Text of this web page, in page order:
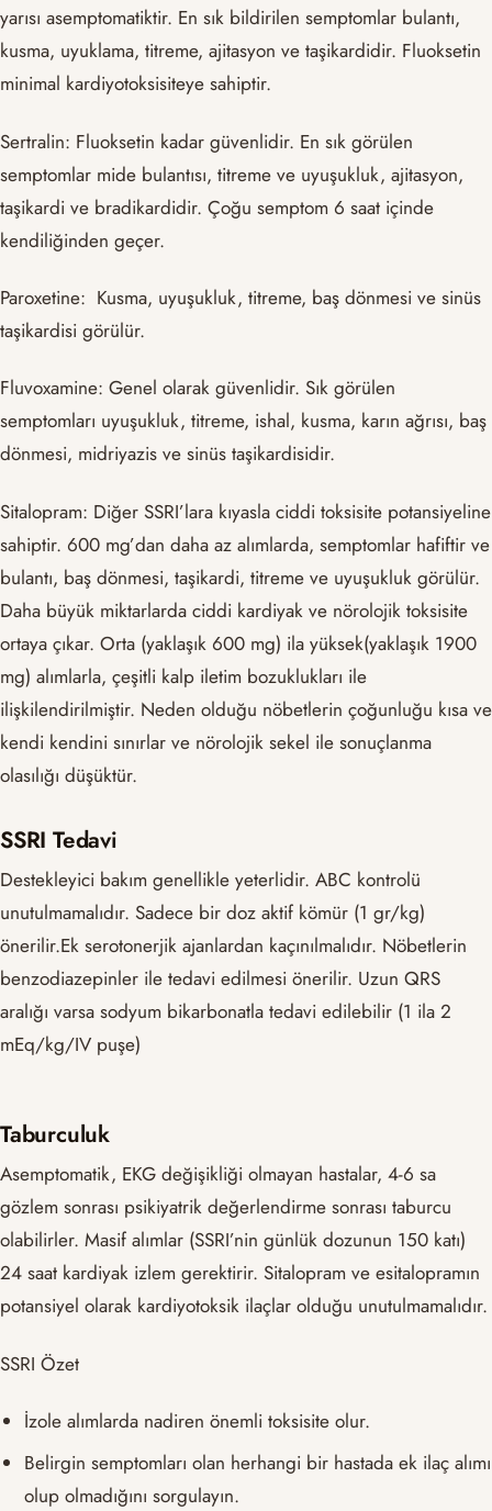
yarısı asemptomatiktir. En sık bildirilen semptomlar bulantı,
kusma, uyuklama, titreme, ajitasyon ve taşikardidir. Fluoksetin
minimal kardiyotoksisiteye sahiptir.
Sertralin: Fluoksetin kadar güvenlidir. En sık görülen
semptomlar mide bulantısı, titreme ve uyuşukluk, ajitasyon,
taşikardi ve bradikardidir. Çoğu semptom 6 saat içinde
kendiliğinden geçer.
Paroxetine: Kusma, uyuşukluk, titreme, baş dönmesi ve sinüs
taşikardisi görülür.
Fluvoxamine: Genel olarak güvenlidir. Sık görülen
semptomları uyuşukluk, titreme, ishal, kusma, karın ağrısı, baş
dönmesi, midriyazis ve sinüs taşikardisidir.
Sitalopram: Diğer SSRI’lara kıyasla ciddi toksisite potansiyeline
sahiptir. 600 mg’dan daha az alımlarda, semptomlar hafiftir ve
bulantı, baş dönmesi, taşikardi, titreme ve uyuşukluk görülür.
Daha büyük miktarlarda ciddi kardiyak ve nörolojik toksisite
ortaya çıkar. Orta (yaklaşık 600 mg) ila yüksek(yaklaşık 1900
mg) alımlarla, çeşitli kalp iletim bozuklukları ile
ilişkilendirilmiştir. Neden olduğu nöbetlerin çoğunluğu kısa ve
kendi kendini sınırlar ve nörolojik sekel ile sonuçlanma
olasılığı düşüktür.
SSRI Tedavi
Destekleyici bakım genellikle yeterlidir. ABC kontrolü
unutulmamalıdır. Sadece bir doz aktif kömür (1 gr/kg)
önerilir.Ek serotonerjik ajanlardan kaçınılmalıdır. Nöbetlerin
benzodiazepinler ile tedavi edilmesi önerilir. Uzun QRS
aralığı varsa sodyum bikarbonatla tedavi edilebilir (1 ila 2
mEq/kg/IV puşe)
Taburculuk
Asemptomatik, EKG değişikliği olmayan hastalar, 4-6 sa
gözlem sonrası psikiyatrik değerlendirme sonrası taburcu
olabilirler. Masif alımlar (SSRI’nin günlük dozunun 150 katı)
24 saat kardiyak izlem gerektirir. Sitalopram ve esitalopramın
potansiyel olarak kardiyotoksik ilaçlar olduğu unutulmamalıdır.
SSRI Özet
İzole alımlarda nadiren önemli toksisite olur.
Belirgin semptomları olan herhangi bir hastada ek ilaç alımı
olup olmadığını sorgulayın.